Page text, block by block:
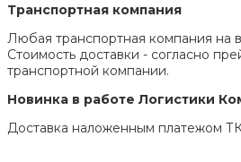
Транспортная компания
Любая транспортная компания на
Стоимость доставки - согласно
транспортной компании.
Новинка в работе Логистики
Доставка наложенным платежом